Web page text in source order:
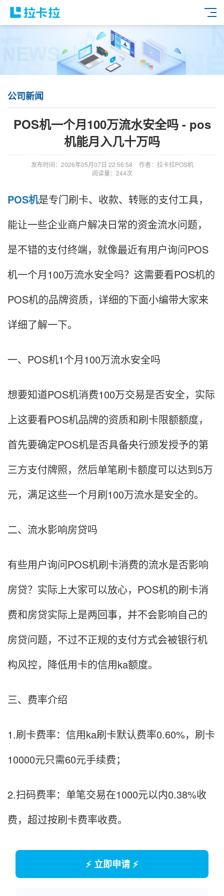
公司新闻
POS机一个月100万流水安全吗 - pos
机能月入几十万吗
发布时间：2026年05月07日 22:56:58
作者：拉卡拉POS机
阅读量：244次
POS机是专门刷卡、收款、转账的支付工具，
能让一些企业商户解决日常的资金流水问题，
是不错的支付终端，就像最近有用户询问POS
机一个月100万流水安全吗？这需要看POS机的
POS机的品牌资质，详细的下面小编带大家来
详细了解一下。
一、POS机1个月100万流水安全吗
想要知道POS机消费100万交易是否安全，实际
上这要看POS机品牌的资质和刷卡限额额度，
首先要确定POS机是否具备央行颁发授予的第
三方支付牌照，然后单笔刷卡额度可以达到5万
元，满足这些一个月刷100万流水是安全的。
二、流水影响房贷吗
有些用户询问POS机刷卡消费的流水是否影响
房贷？实际上大家可以放心，POS机的刷卡消
费和房贷实际上是两回事，并不会影响自己的
房贷问题，不过不正规的支付方式会被银行机
构风控，降低用卡的信用ka额度。
三、费率介绍
1.刷卡费率：信用ka刷卡默认费率0.60%，刷卡
10000元只需60元手续费；
2.扫码费率：单笔交易在1000元以内0.38%收
费，超过按刷卡费率收费。
⚡ 立即申请 ⚡